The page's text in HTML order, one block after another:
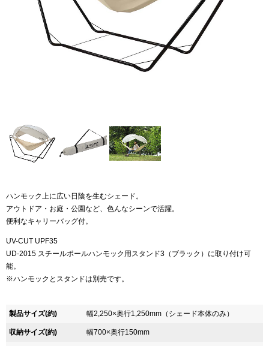
ハンモック上に広い日陰を生むシェード。
アウトドア・お庭・公園など、色んなシーンで活躍。
便利なキャリーバッグ付。
UV-CUT UPF35
UD-2015 スチールポールハンモック用スタンド3（ブラック）に取り付け可
能。
※ハンモックとスタンドは別売です。
製品サイズ(約) 幅2,250×奥行1,250mm（シェード本体のみ）
収納サイズ(約) 幅700×奥行150mm